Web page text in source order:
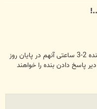
همانطور که مجری محترم فرمودند متاسفانه بنده 2-3 ساعتی آنهم در پایان روز
پاسخ دادن بنده را خواهند